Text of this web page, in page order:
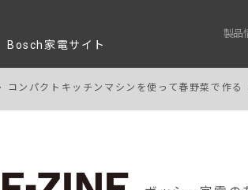
Bosch家電サイト
製品
コンパクトキッチンマシンを使って春野菜で作る